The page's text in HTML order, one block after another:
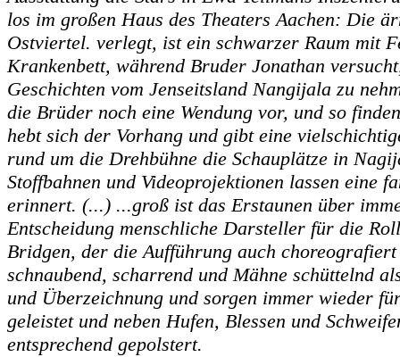
los im großen Haus des Theaters Aachen: Die
Ostviertel. verlegt, ist ein schwarzer Raum mit
Krankenbett, während Bruder Jonathan
Geschichten vom Jenseitsland Nangijala zu
die Brüder noch eine Wendung vor, und so
hebt sich der Vorhang und gibt eine
rund um die Drehbühne die Schauplätze in
Stoffbahnen und Videoprojektionen lassen eine
erinnert. (...) ...groß ist das Erstaunen über
Entscheidung menschliche Darsteller für die
Bridgen, der die Aufführung auch
schnaubend, scharrend und Mähne schüttelnd
und Überzeichnung und sorgen immer wieder
geleistet und neben Hufen, Blessen und
entsprechend gepolstert.